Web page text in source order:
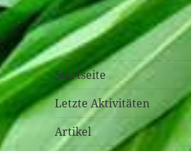
susanowo.info
Startseite
Letzte Aktivitäten
Artikel